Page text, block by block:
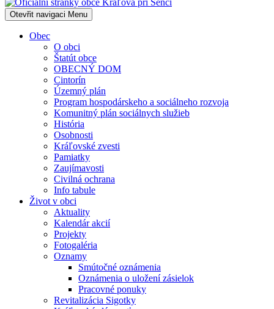
Otevřit navigaci Menu
Obec
O obci
Štatút obce
OBECNÝ DOM
Cintorín
Územný plán
Program hospodárskeho a sociálneho rozvoja
Komunitný plán sociálnych služieb
História
Osobnosti
Kráľovské zvesti
Pamiatky
Zaujímavosti
Civilná ochrana
Info tabule
Život v obci
Aktuality
Kalendár akcií
Projekty
Fotogaléria
Oznamy
Smútočné oznámenia
Oznámenia o uložení zásielok
Pracovné ponuky
Revitalizácia Sigotky